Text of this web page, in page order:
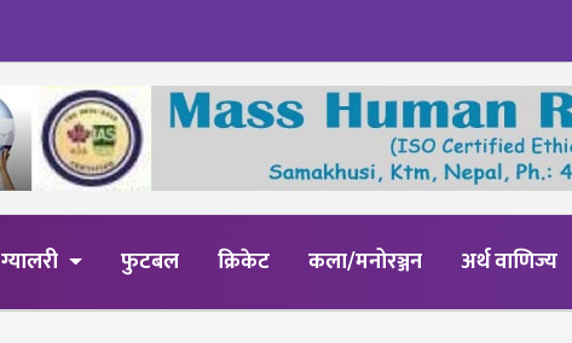
ग्यालरी फुटबल क्रिकेट कला/मनोरञ्जन अर्थ वाणिज्य